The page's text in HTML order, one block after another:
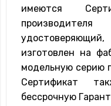
имеются
изготовлен на
модельную серию
Сертификат
бессрочную